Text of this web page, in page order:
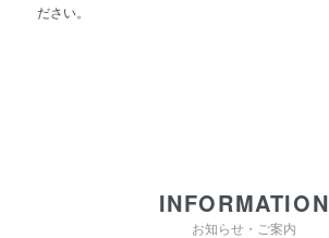
ださい。
INFORMATION
お知らせ・ご案内